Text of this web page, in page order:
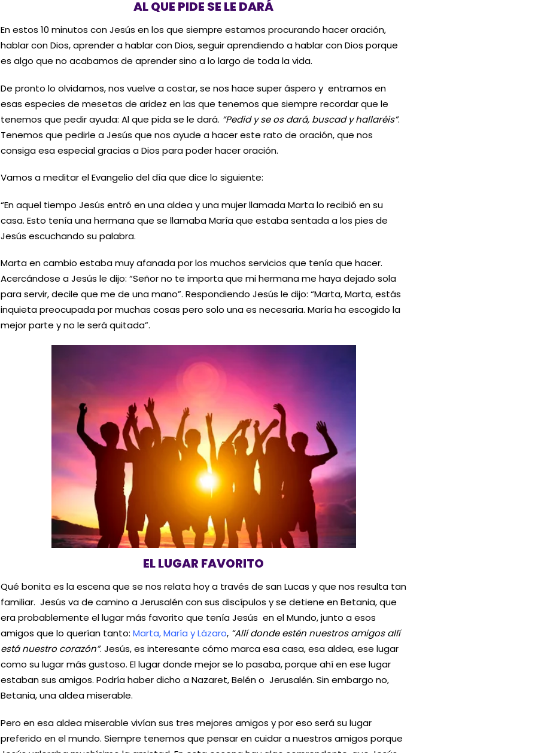
AL QUE PIDE SE LE DARÁ
En estos 10 minutos con Jesús en los que siempre estamos procurando hacer oración,
hablar con Dios, aprender a hablar con Dios, seguir aprendiendo a hablar con Dios porque
es algo que no acabamos de aprender sino a lo largo de toda la vida.
De pronto lo olvidamos, nos vuelve a costar, se nos hace super áspero y entramos en
esas especies de mesetas de aridez en las que tenemos que siempre recordar que le
tenemos que pedir ayuda: Al que pida se le dará. “Pedid y se os dará, buscad y hallaréis”.
Tenemos que pedirle a Jesús que nos ayude a hacer este rato de oración, que nos
consiga esa especial gracias a Dios para poder hacer oración.
Vamos a meditar el Evangelio del día que dice lo siguiente:
“En aquel tiempo Jesús entró en una aldea y una mujer llamada Marta lo recibió en su
casa. Esto tenía una hermana que se llamaba María que estaba sentada a los pies de
Jesús escuchando su palabra.
Marta en cambio estaba muy afanada por los muchos servicios que tenía que hacer.
Acercándose a Jesús le dijo: “Señor no te importa que mi hermana me haya dejado sola
para servir, decile que me de una mano”. Respondiendo Jesús le dijo: “Marta, Marta, estás
inquieta preocupada por muchas cosas pero solo una es necesaria. María ha escogido la
mejor parte y no le será quitada”.
EL LUGAR FAVORITO
Qué bonita es la escena que se nos relata hoy a través de san Lucas y que nos resulta tan
familiar. Jesús va de camino a Jerusalén con sus discípulos y se detiene en Betania, que
era probablemente el lugar más favorito que tenía Jesús en el Mundo, junto a esos
amigos que lo querían tanto: Marta, María y Lázaro, “Allí donde estén nuestros amigos allí
está nuestro corazón”. Jesús, es interesante cómo marca esa casa, esa aldea, ese lugar
como su lugar más gustoso. El lugar donde mejor se lo pasaba, porque ahí en ese lugar
estaban sus amigos. Podría haber dicho a Nazaret, Belén o Jerusalén. Sin embargo no,
Betania, una aldea miserable.
Pero en esa aldea miserable vivían sus tres mejores amigos y por eso será su lugar
preferido en el mundo. Siempre tenemos que pensar en cuidar a nuestros amigos porque